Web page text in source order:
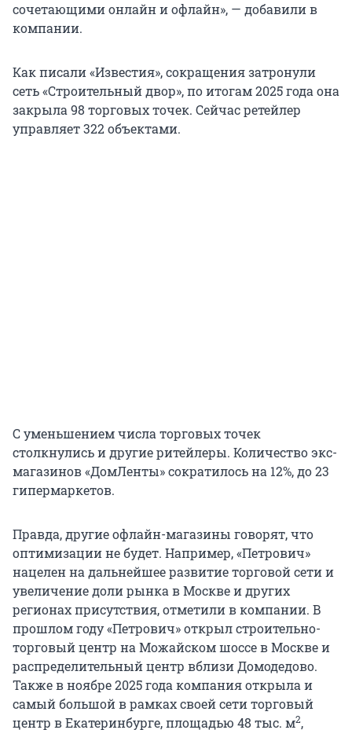
сочетающими онлайн и офлайн», — добавили в
компании.
Как писали «Известия», сокращения затронули
сеть «Строительный двор», по итогам 2025 года она
закрыла 98 торговых точек. Сейчас ретейлер
управляет 322 объектами.
С уменьшением числа торговых точек
столкнулись и другие ритейлеры. Количество экс-
магазинов «ДомЛенты» сократилось на 12%, до 23
гипермаркетов.
Правда, другие офлайн-магазины говорят, что
оптимизации не будет. Например, «Петрович»
нацелен на дальнейшее развитие торговой сети и
увеличение доли рынка в Москве и других
регионах присутствия, отметили в компании. В
прошлом году «Петрович» открыл строительно-
торговый центр на Можайском шоссе в Москве и
распределительный центр вблизи Домодедово.
Также в ноябре 2025 года компания открыла и
самый большой в рамках своей сети торговый
центр в Екатеринбурге, площадью 48 тыс. м2,